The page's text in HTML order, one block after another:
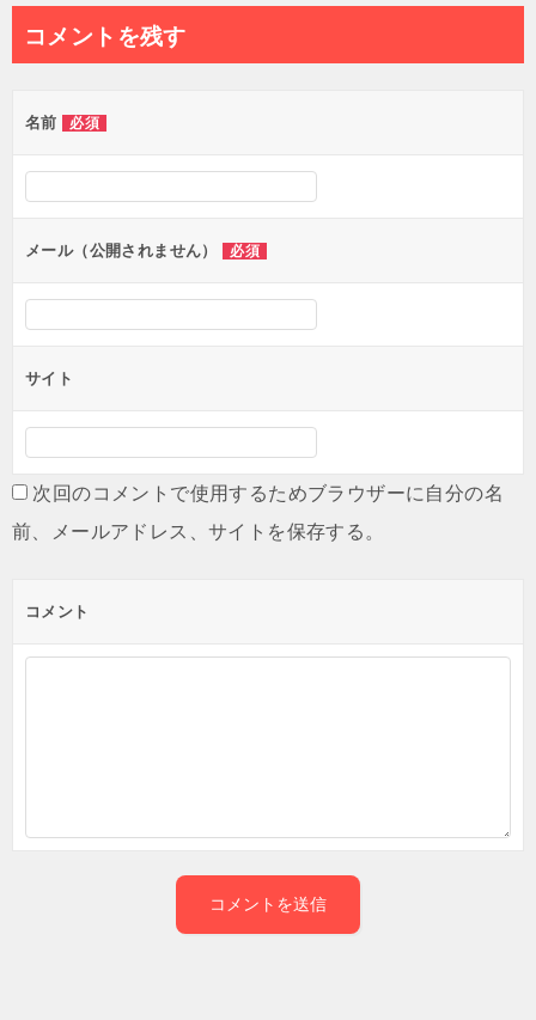
コメントを残す
名前 必須
メール（公開されません） 必須
サイト
次回のコメントで使用するためブラウザーに自分の名
前、メールアドレス、サイトを保存する。
コメント